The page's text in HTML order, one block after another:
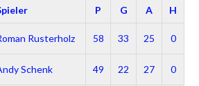
P G A H
Rusterholz 58 33 25 0
Schenk 49 22 27 0